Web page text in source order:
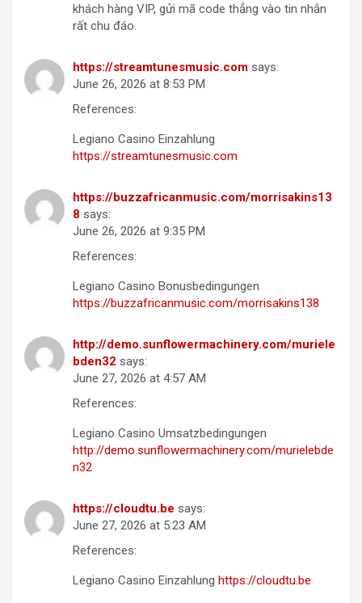
khách hàng VIP, gửi mã code thẳng vào tin nhắn
rất chu đáo.
https://streamtunesmusic.com says:
June 26, 2026 at 8:53 PM
References:
Legiano Casino Einzahlung
https://streamtunesmusic.com
https://buzzafricanmusic.com/morrisakins13
8 says:
June 26, 2026 at 9:35 PM
References:
Legiano Casino Bonusbedingungen
https://buzzafricanmusic.com/morrisakins138
http://demo.sunflowermachinery.com/muriele
bden32 says:
June 27, 2026 at 4:57 AM
References:
Legiano Casino Umsatzbedingungen
http://demo.sunflowermachinery.com/murielebde
n32
https://cloudtu.be says:
June 27, 2026 at 5:23 AM
References:
Legiano Casino Einzahlung https://cloudtu.be